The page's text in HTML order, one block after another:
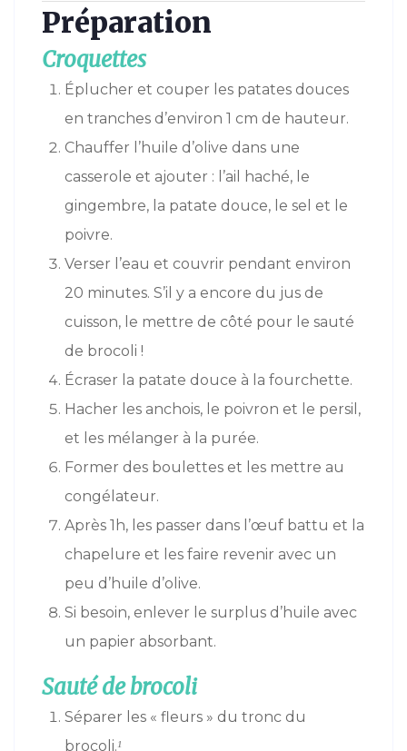
Préparation
Croquettes
Éplucher et couper les patates douces
en tranches d’environ 1 cm de hauteur.
Chauffer l’huile d’olive dans une
casserole et ajouter : l’ail haché, le
gingembre, la patate douce, le sel et le
poivre.
Verser l’eau et couvrir pendant environ
20 minutes. S’il y a encore du jus de
cuisson, le mettre de côté pour le sauté
de brocoli !
Écraser la patate douce à la fourchette.
Hacher les anchois, le poivron et le persil,
et les mélanger à la purée.
Former des boulettes et les mettre au
congélateur.
Après 1h, les passer dans l’œuf battu et la
chapelure et les faire revenir avec un
peu d’huile d’olive.
Si besoin, enlever le surplus d’huile avec
un papier absorbant.
Sauté de brocoli
Séparer les « fleurs » du tronc du
brocoli.¹